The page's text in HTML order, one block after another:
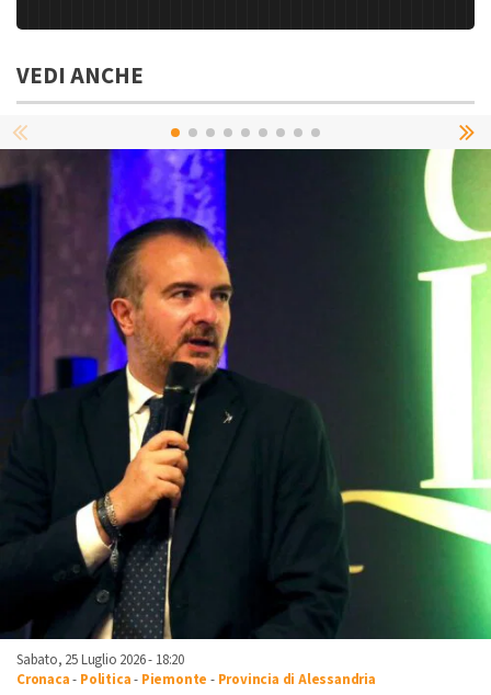
VEDI ANCHE
Sabato, 25 Luglio 2026 - 18:20
Cronaca- Politica- Piemonte - Provincia di Alessandria